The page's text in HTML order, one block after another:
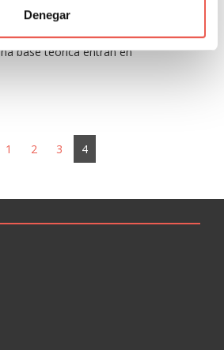
Denegar
la vida en que las buenas prácticas
base teórica entran en
1 2 3 4